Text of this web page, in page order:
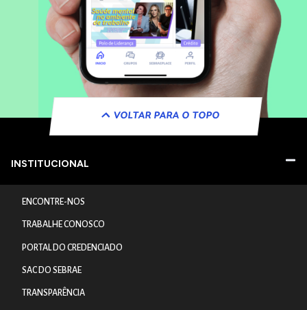
VOLTAR PARA O TOPO
INSTITUCIONAL
ENCONTRE-NOS
TRABALHE CONOSCO
PORTAL DO CREDENCIADO
SAC DO SEBRAE
TRANSPARÊNCIA